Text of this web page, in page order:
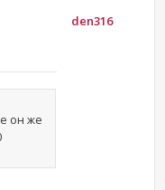
он же
den316